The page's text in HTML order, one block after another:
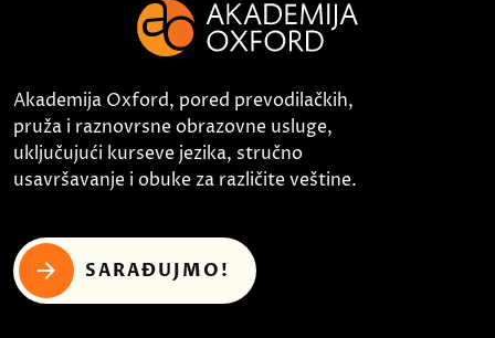
Akademija Oxford, pored prevodilačkih,
pruža i raznovrsne obrazovne usluge,
uključujući kurseve jezika, stručno
usavršavanje i obuke za različite veštine.
SARAĐUJMO!